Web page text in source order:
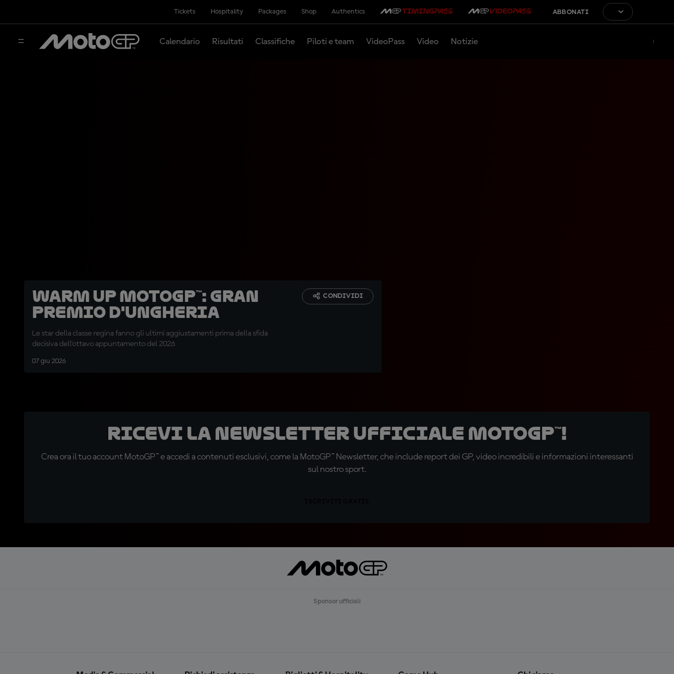
Tickets Hospitality Packages Shop Authentics ABBONATI
Calendario Risultati Classifiche Piloti e team VideoPass Video Notizie
Warm Up MotoGP™: Gran
Premio d'Ungheria
Le star della classe regina fanno gli ultimi aggiustamenti prima della sfida
decisiva dell'ottavo appuntamento del 2026
07 giu 2026
CONDIVIDI
Ricevi la newsletter ufficiale MotoGP™!
Crea ora il tuo account MotoGP™ e accedi a contenuti esclusivi, come la MotoGP™ Newsletter, che include report dei GP, video incredibili e informazioni interessanti
sul nostro sport.
Sponsor ufficiali